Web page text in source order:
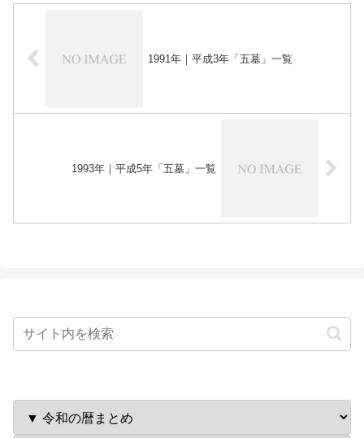
1991年｜平成3年「五墓」一覧
1993年｜平成5年「五墓」一覧